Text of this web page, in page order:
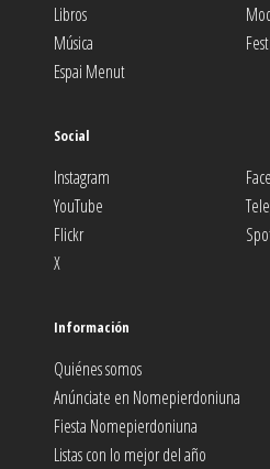
Libros
Música
Espai Menut
Social
Instagram
YouTube
Flickr
X
Información
Quiénes somos
Anúnciate en Nomepierdoniuna
Fiesta Nomepierdoniuna
Listas con lo mejor del año